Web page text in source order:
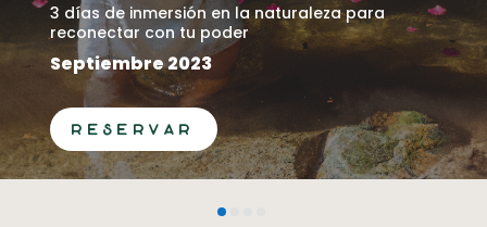
3 días de inmersión en la naturaleza para
reconectar con tu poder
Septiembre 2023
reservar